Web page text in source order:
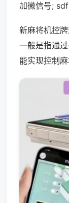
加微信号;
新麻将机控
一般是指通
能实现控制